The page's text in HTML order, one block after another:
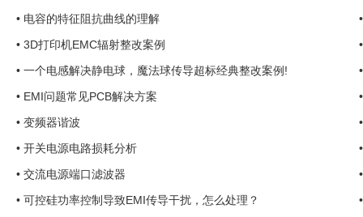
• 电容的特征阻抗曲线的理解
• 3D打印机EMC辐射整改案例
• 一个电感解决静电球，魔法球传导超标经典整改案例!
• EMI问题常见PCB解决方案
• 变频器谐波
• 开关电源电路损耗分析
• 交流电源端口滤波器
• 可控硅功率控制导致EMI传导干扰，怎么处理？